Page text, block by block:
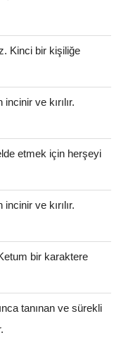
Kinci bir kişiliğe
ve kırılır.
etmek için herşeyi
ve kırılır.
bir karaktere
tanınan ve sürekli